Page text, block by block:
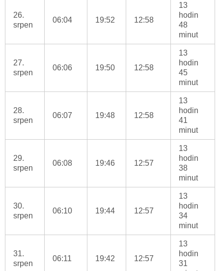
26.
srpen
06:04 19:52 12:58
13
hodin
48
minut
27.
srpen
06:06 19:50 12:58
13
hodin
45
minut
28.
srpen
06:07 19:48 12:58
13
hodin
41
minut
29.
srpen
06:08 19:46 12:57
13
hodin
38
minut
30.
srpen
06:10 19:44 12:57
13
hodin
34
minut
31.
srpen
06:11 19:42 12:57
13
hodin
31